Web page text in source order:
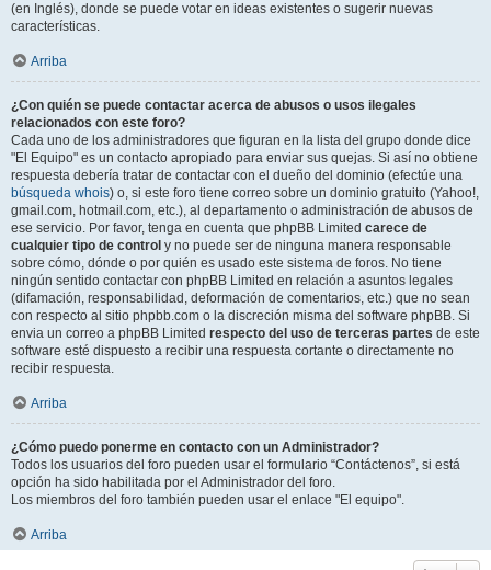
(en Inglés), donde se puede votar en ideas existentes o sugerir nuevas
características.
Arriba
¿Con quién se puede contactar acerca de abusos o usos ilegales
relacionados con este foro?
Cada uno de los administradores que figuran en la lista del grupo donde dice
"El Equipo" es un contacto apropiado para enviar sus quejas. Si así no obtiene
respuesta debería tratar de contactar con el dueño del dominio (efectúe una
búsqueda whois) o, si este foro tiene correo sobre un dominio gratuito (Yahoo!,
gmail.com, hotmail.com, etc.), al departamento o administración de abusos de
ese servicio. Por favor, tenga en cuenta que phpBB Limited carece de
cualquier tipo de control y no puede ser de ninguna manera responsable
sobre cómo, dónde o por quién es usado este sistema de foros. No tiene
ningún sentido contactar con phpBB Limited en relación a asuntos legales
(difamación, responsabilidad, deformación de comentarios, etc.) que no sean
con respecto al sitio phpbb.com o la discreción misma del software phpBB. Si
envia un correo a phpBB Limited respecto del uso de terceras partes de este
software esté dispuesto a recibir una respuesta cortante o directamente no
recibir respuesta.
Arriba
¿Cómo puedo ponerme en contacto con un Administrador?
Todos los usuarios del foro pueden usar el formulario “Contáctenos”, si está
opción ha sido habilitada por el Administrador del foro.
Los miembros del foro también pueden usar el enlace "El equipo".
Arriba